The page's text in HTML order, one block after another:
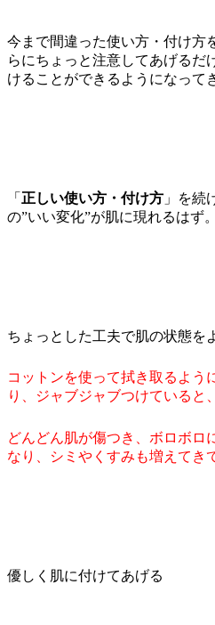
今まで間違った使い方・付け方
らにちょっと注意してあげるだ
けることができるようになって
「 正しい使い方・付け方 」を続
の”いい変化”が肌に現れるはず。
ちょっとした工夫で肌の状態を
コットンを使って拭き取るよう
り、ジャブジャブつけていると、
どんどん肌が傷つき、ボロボロ
なり、シミやくすみも増えてき
優しく肌に付けてあげる